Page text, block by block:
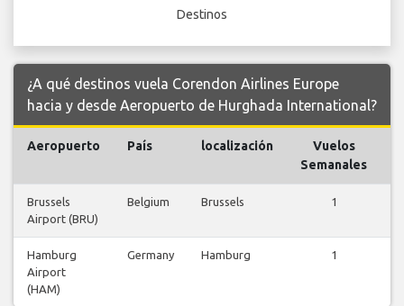
Destinos
¿A qué destinos vuela Corendon Airlines Europe
hacia y desde Aeropuerto de Hurghada International?
Aeropuerto País localización
Vuelos
Semanales
Brussels
Airport (BRU)
Belgium Brussels
1
Hamburg
Airport
(HAM)
Germany Hamburg
1